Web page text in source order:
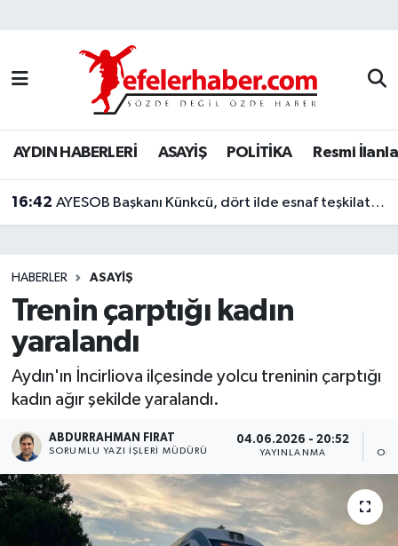
AYDIN HABERLERİ ASAYİŞ POLİTİKA Resmi
16:42 AYESOB Başkanı Künkcü, dört ilde esnaf teşkilatlarıyla buluştu
HABERLER ASAYİŞ
Trenin çarptığı kadın
yaralandı
Aydın'ın İncirliova ilçesinde yolcu treninin çarptığı
kadın ağır şekilde yaralandı.
ABDURRAHMAN FIRAT
SORUMLU YAZI İŞLERI MÜDÜRÜ
04.06.2026 - 20:52
YAYINLANMA
Nöbetçi Eczaneler
Hava Durumu
Aydin Namaz Vakitleri
Trafik Durumu
Son Dakika Haberleri
Haber Arşivi